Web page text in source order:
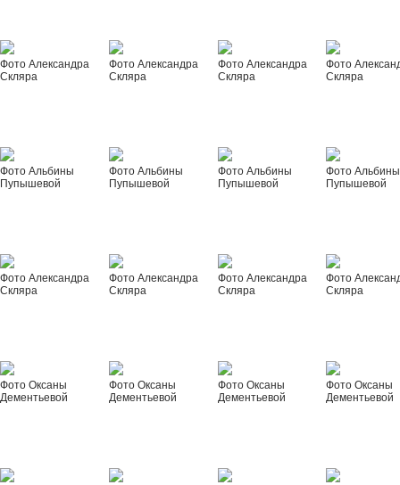
Фото Александра
Скляра
Фото Александра
Скляра
Фото Александра
Скляра
Фото
Скляра
Фото Альбины
Пупышевой
Фото Альбины
Пупышевой
Фото Альбины
Пупышевой
Фото Альбины
Пупышевой
Фото Александра
Скляра
Фото Александра
Скляра
Фото Александра
Скляра
Фото
Скляра
Фото Оксаны
Дементьевой
Фото Оксаны
Дементьевой
Фото Оксаны
Дементьевой
Фото Оксаны
Дементьевой